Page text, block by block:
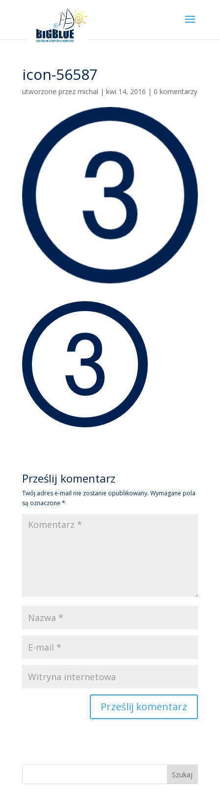
icon-56587
utworzone przez michal | kwi 14, 2016 | 0 komentarzy
Prześlij komentarz
Twój adres e-mail nie zostanie opublikowany. Wymagane pola
są oznaczone *